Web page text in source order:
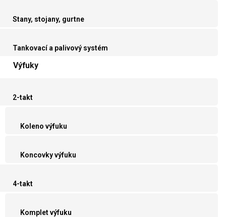
Stany, stojany, gurtne
Tankovací a palivový systém
Výfuky
2-takt
Koleno výfuku
Koncovky výfuku
4-takt
Komplet výfuku